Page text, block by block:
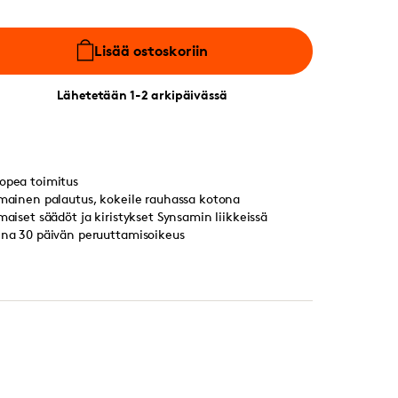
Lisää ostoskoriin
Lähetetään 1-2 arkipäivässä
toimitus
palautus, kokeile rauhassa kotona
säädöt ja kiristykset Synsamin liikkeissä
30 päivän peruuttamisoikeus